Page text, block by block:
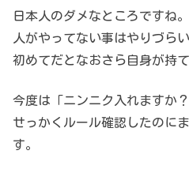
日本人のダメなところですね。
人がやってない事はやりづらい
初めてだとなおさら自身が持て
今度は「ニンニク入れますか
せっかくルール確認したのに
す。